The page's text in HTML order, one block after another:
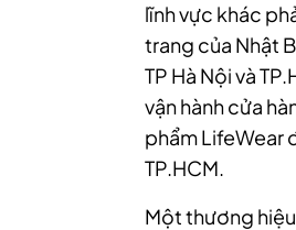
lĩnh vực khác
trang của Nhật
TP Hà Nội và
vận hành cửa
phẩm LifeWear
TP.HCM.
Một thương